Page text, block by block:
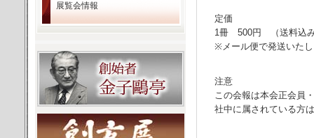
展覧会情報
定価
1冊 500円 （送料込
※メール便で発送いた
注意
この会報は本会正会員
社中に属されている方